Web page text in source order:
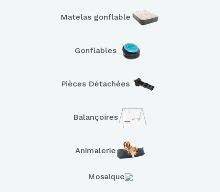
Matelas gonflable
Gonflables
Pièces Détachées
Balançoires
Animalerie
Mosaique